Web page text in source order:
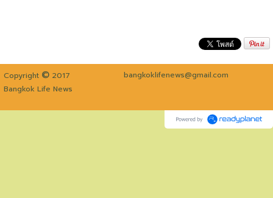
Copyright © 2017
bangkoklifenews@gmail.com
Bangkok Life News